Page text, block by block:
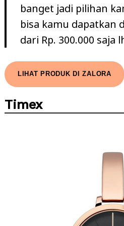
banget jadi pilihan
bisa kamu dapatkan
dari Rp. 300.000 saja
LIHAT PRODUK DI ZALORA
Timex